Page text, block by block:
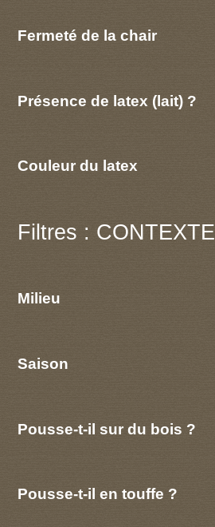
Fermeté de la chair
Présence de latex (lait) ?
Couleur du latex
Filtres : CONTEXTE
Milieu
Saison
Pousse-t-il sur du bois ?
Pousse-t-il en touffe ?